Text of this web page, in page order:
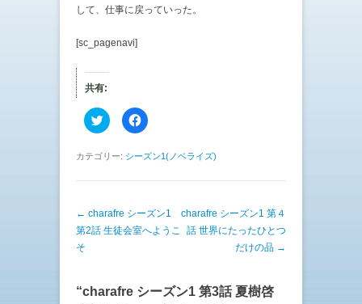
して、仕事に戻っていった。
[sc_pagenavi]
共有:
ク
リ
し
w
t
e
r
し
F
a
b
k
有
る
ク
カテゴリー: シーズン1(ノベライズ)
投稿ナビゲーション
← charafre シーズン1
第2話 生徒会室へようこ
そ
charafre シーズン1 第４
話 世界にたったひとつ
だけの品 →
“charafre シーズン1 第3話 夏樹啓